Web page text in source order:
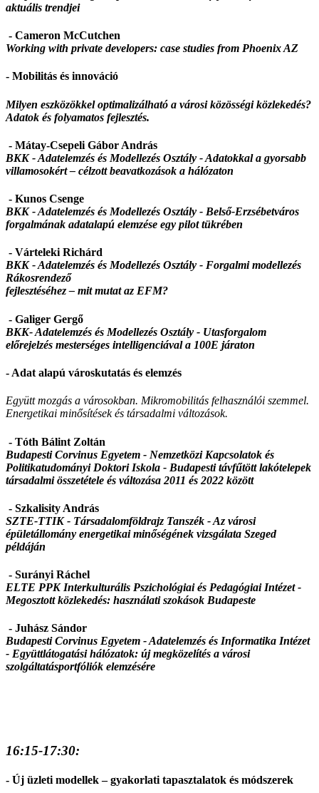
aktuális trendjei
- Cameron McCutchen
Working with private developers: case studies from Phoenix AZ
- Mobilitás és innováció
Milyen eszközökkel optimalizálható a városi közösségi közlekedés?
Adatok és folyamatos fejlesztés.
- Mátay-Csepeli Gábor András
BKK - Adatelemzés és Modellezés Osztály -Adatokkal a gyorsabb
villamosokért – célzott beavatkozások a hálózaton
- Kunos Csenge
BKK - Adatelemzés és Modellezés Osztály - Belső-Erzsébetváros
forgalmának adatalapú elemzése egy pilot tükrében
- Várteleki Richárd
BKK - Adatelemzés és Modellezés Osztály - Forgalmi modellezés
Rákosrendező
fejlesztéséhez – mit mutat az EFM?
- Galiger Gergő
BKK- Adatelemzés és Modellezés Osztály - Utasforgalom
előrejelzés mesterséges intelligenciával a 100E járaton
- Adat alapú városkutatás és elemzés
Együtt mozgás a városokban. Mikromobilitás felhasználói szemmel.
Energetikai minősítések és társadalmi változások.
- Tóth Bálint Zoltán
Budapesti Corvinus Egyetem - Nemzetközi Kapcsolatok és
Politikatudományi Doktori Iskola - Budapesti távfűtött lakótelepek
társadalmi összetétele és változása 2011 és 2022 között
- Szkalisity András
SZTE-TTIK - Társadalomföldrajz Tanszék -Az városi
épületállomány energetikai minőségének vizsgálata Szeged
példáján
- Surányi Ráchel
ELTE PPK Interkulturális Pszichológiai és Pedagógiai Intézet -
Megosztott közlekedés: használati szokások Budapeste
- Juhász Sándor
Budapesti Corvinus Egyetem - Adatelemzés és Informatika Intézet
- Együttlátogatási hálózatok: új megközelítés a városi
szolgáltatásportfóliók elemzésére
16:15-17:30:
- Új üzleti modellek – gyakorlati tapasztalatok és módszerek